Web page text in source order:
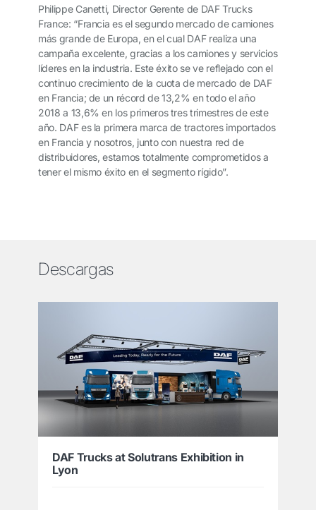
Philippe Canetti, Director Gerente de DAF Trucks
France: “Francia es el segundo mercado de camiones
más grande de Europa, en el cual DAF realiza una
campaña excelente, gracias a los camiones y servicios
líderes en la industria. Este éxito se ve reflejado con el
continuo crecimiento de la cuota de mercado de DAF
en Francia; de un récord de 13,2% en todo el año
2018 a 13,6% en los primeros tres trimestres de este
año. DAF es la primera marca de tractores importados
en Francia y nosotros, junto con nuestra red de
distribuidores, estamos totalmente comprometidos a
tener el mismo éxito en el segmento rígido”.
Descargas
DAF Trucks at Solutrans Exhibition in
Lyon